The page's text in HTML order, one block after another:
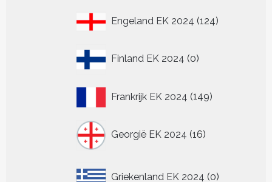
Engeland EK 2024 124124
Finland EK 2024 0
producten
Frankrijk EK 2024 149149
Georgië EK 2024 16
producten
Griekenland EK 2024 0